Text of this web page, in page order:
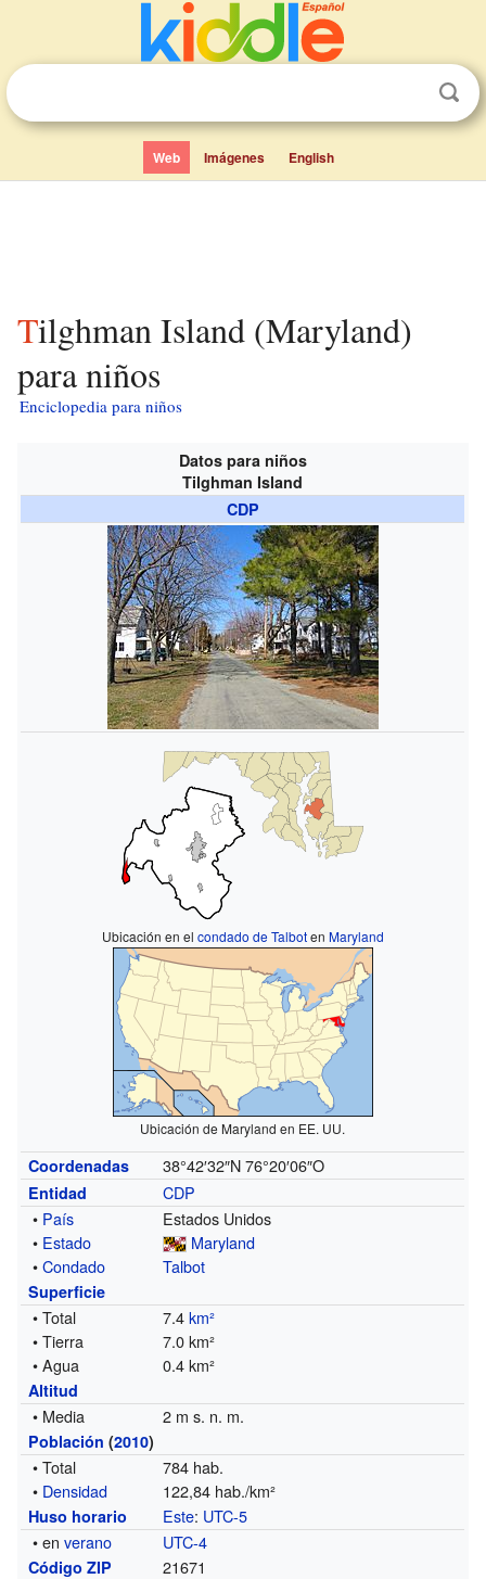
Web Imágenes English
Tilghman Island (Maryland)
para niños
Enciclopedia para niños
Datos para niños
Tilghman Island
CDP
Ubicación en el condado de Talboten Maryland
Ubicación de Maryland en EE. UU.
Coordenadas 38°42′32″N 76°20′06″O
Entidad
CDP
• País
Estados Unidos
• Estado
Maryland
•Condado Talbot
Superficie
• Total 7.4km²
• Tierra
7.0 km²
• Agua
0.4 km²
Altitud
• Media 2 m s. n. m.
Población (2010)
• Total
784 hab.
• Densidad 122,84 hab./km²
Huso horario Este: UTC-5
• enverano UTC-4
Código ZIP 21671